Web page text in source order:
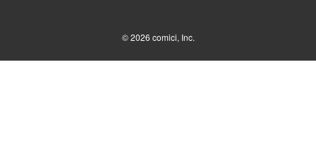
© 2026 comici, Inc.